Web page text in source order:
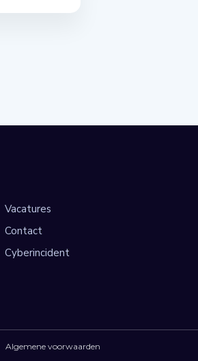
Vacatures
Contact
Cyberincident
Algemene voorwaarden